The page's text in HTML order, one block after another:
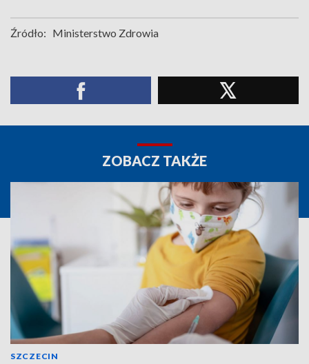
Źródło: Ministerstwo Zdrowia
ZOBACZ TAKŻE
SZCZECIN